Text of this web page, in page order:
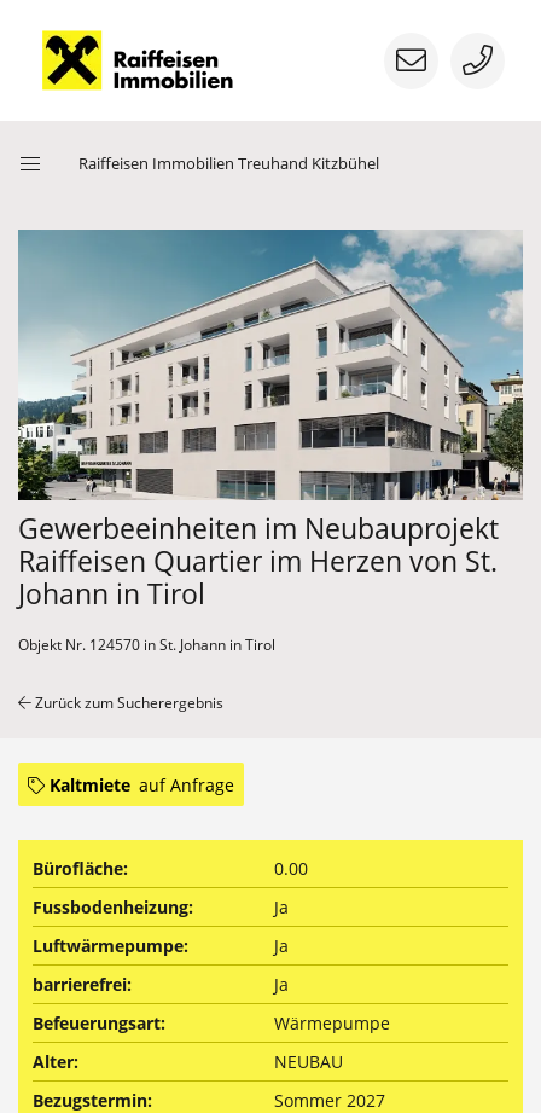
MenüRaiffeisen Immobilien Treuhand Kitzbühel
Gewerbeeinheiten im Neubauprojekt
Raiffeisen Quartier im Herzen von St.
Johann in Tirol
Objekt Nr. 124570 in St. Johann in Tirol
Zurück zum Sucherergebnis
Kaltmiete auf Anfrage
Bürofläche:
0.00
Fussbodenheizung:
Ja
Luftwärmepumpe:
Ja
barrierefrei:
Ja
Befeuerungsart:
Wärmepumpe
Alter:
NEUBAU
Bezugstermin:
Sommer 2027